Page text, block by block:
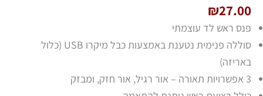
₪27.00
פנס ראש לד עוצמתי
סוללה פנימית נטענת באמצעות כבל מיקרו USB (כלול
באריזה)
3 אפשרויות תאורה – אור רגיל, אור חזק, ומבזק